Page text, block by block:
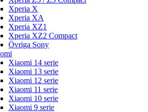
Xperia X
Xperia XA
Xperia XZ1
Xperia XZ2 Compact
Övriga Sony
Xiaomi 14 serie
Xiaomi 13 serie
Xiaomi 12 serie
Xiaomi 11 serie
Xiaomi 10 serie
Xiaomi 9 serie